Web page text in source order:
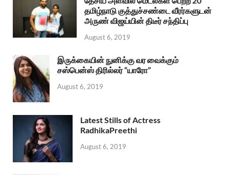
தமிழ்நாடு குத்துச்சண்டை வீரர்களுடன்
அருண் விஜய்யின் திடீர் சந்திப்பு
August 6, 2019
இருக்கையின் நுனிக்கு வர வைக்கும்
சஸ்பென்ஸ் திரில்லர் “யாரோ”
August 6, 2019
Latest Stills of Actress
RadhikaPreethi
August 6, 2019